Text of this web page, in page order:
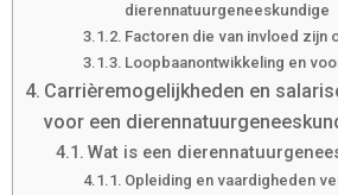
dierennatuurgeneeskundige
Factoren die van invloed zijn
Loopbaanontwikkeling en
Carrièremogelijkheden en
voor een
Wat is een
Opleiding en vaardigheden